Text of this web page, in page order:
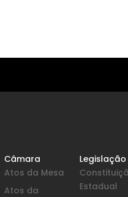
Câmara
Atos da Mesa
Atos da
Legislação
Estadual